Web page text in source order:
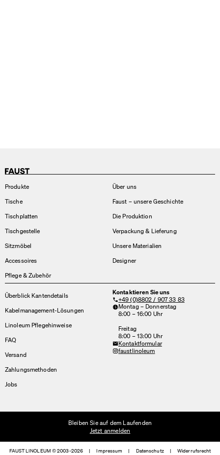
Produkte
Tische
Tischplatten
Tischgestelle
Sitzmöbel
Accessoires
Pflege & Zubehör
Über uns
Faust – unsere Geschichte
Die Produktion
Verpackung & Lieferung
Unsere Materialien
Designer
Überblick Kantendetails
Kabelmanagement-Lösungen
Linoleum Pflegehinweise
FAQ
Versand
Zahlungsmethoden
Jobs
Kontaktieren Sie uns
+49 (0)8802 / 907 33 83
Montag – Donnerstag
8:00 – 16:00 Uhr
Freitag
8:00 – 13:00 Uhr
Kontaktformular
faustlinoleum
Bleiben Sie auf dem Laufenden
Jetzt anmelden
FAUST LINOLEUM © 2003-2026 | Impressum | Datenschutz | Widerrufsrecht